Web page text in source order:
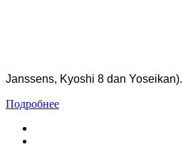
Janssens, Kyoshi 8 dan Yoseikan).
Подробнее